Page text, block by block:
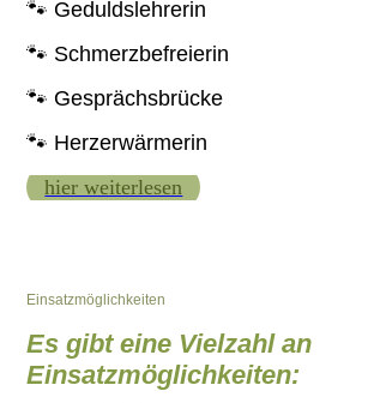
🐾 Geduldslehrerin
🐾 Schmerzbefreierin
🐾 Gesprächsbrücke
🐾 Herzerwärmerin
hier weiterlesen
Einsatzmöglichkeiten
Es gibt eine Vielzahl an
Einsatzmöglichkeiten: